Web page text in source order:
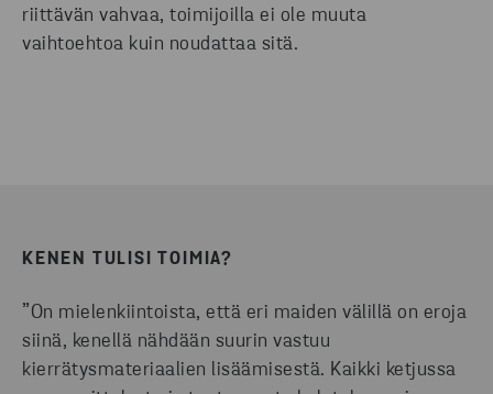
riittävän vahvaa, toimijoilla ei ole muuta
vaihtoehtoa kuin noudattaa sitä.
KENEN TULISI TOIMIA?
”On mielenkiintoista, että eri maiden välillä on eroja
siinä, kenellä nähdään suurin vastuu
kierrätysmateriaalien lisäämisestä. Kaikki ketjussa